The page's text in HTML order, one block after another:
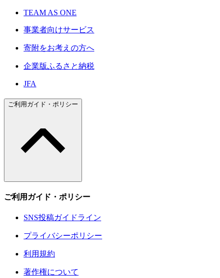
TEAM AS ONE
事業者向けサービス
寄附をお考えの方へ
企業版ふるさと納税
JFA
ご利用ガイド・ポリシー
ご利用ガイド・ポリシー
SNS投稿ガイドライン
プライバシーポリシー
利用規約
著作権について